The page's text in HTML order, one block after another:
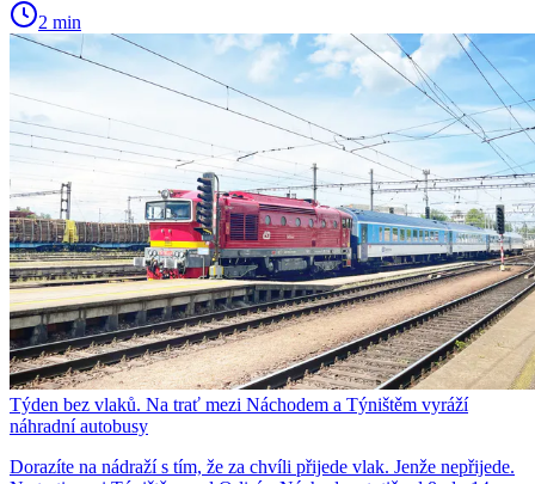
2 min
Týden bez vlaků. Na trať mezi Náchodem a Týništěm vyráží
náhradní autobusy
Dorazíte na nádraží s tím, že za chvíli přijede vlak. Jenže nepřijede.